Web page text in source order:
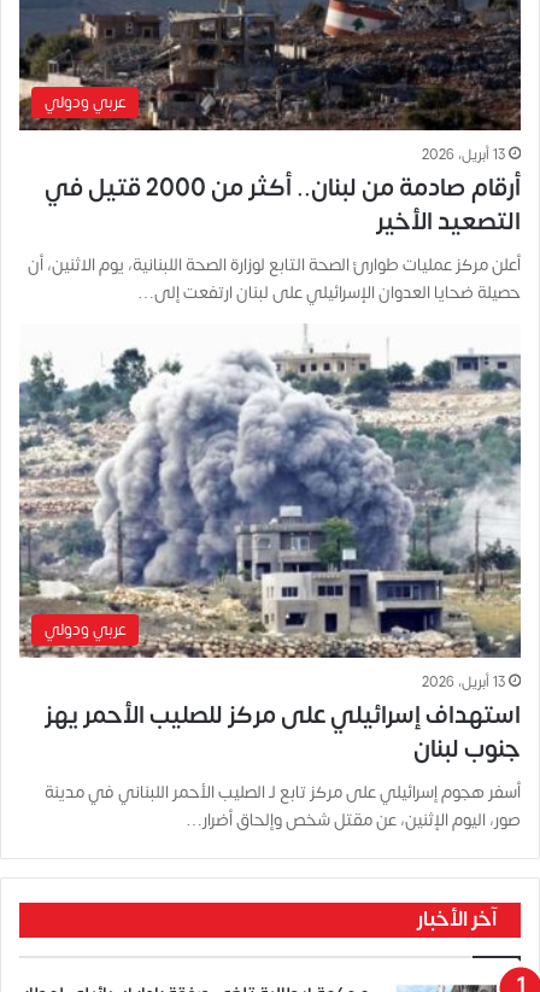
عربي ودولي
13 أبريل، 2026
أرقام صادمة من لبنان.. أكثر من 2000 قتيل في
التصعيد الأخير
أعلن مركز عمليات طوارئ الصحة التابع لوزارة الصحة اللبنانية، يوم الاثنين، أن
حصيلة ضحايا العدوان الإسرائيلي على لبنان ارتفعت إلى…
عربي ودولي
13 أبريل، 2026
استهداف إسرائيلي على مركز للصليب الأحمر يهز
جنوب لبنان
أسفر هجوم إسرائيلي على مركز تابع لـ الصليب الأحمر اللبناني في مدينة
صور، اليوم الإثنين، عن مقتل شخص وإلحاق أضرار…
آخر الأخبار